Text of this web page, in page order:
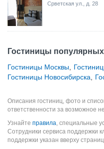
Срветская ул., д. 28
Гостиницы
Гостиницы Москвы
Гостиницы Новосибирска
Описания гостиниц, фото и
ответственности за возможное
Узнайте правила, специальные
Сотрудники сервиса поддержки
поддержки указан вверху